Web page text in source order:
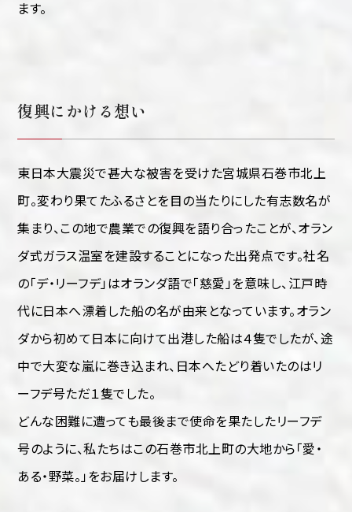
ます。
復興にかける想い
東日本大震災で甚大な被害を受けた宮城県石巻市北上
町。変わり果てたふるさとを目の当たりにした有志数名が
集まり、この地で農業での復興を語り合ったことが、オラン
ダ式ガラス温室を建設することになった出発点です。社名
の「デ・リーフデ」はオランダ語で「慈愛」を意味し、江戸時
代に日本へ漂着した船の名が由来となっています。オラン
ダから初めて日本に向けて出港した船は４隻でしたが、途
中で大変な嵐に巻き込まれ、日本へたどり着いたのはリ
ーフデ号ただ１隻でした。
どんな困難に遭っても最後まで使命を果たしたリーフデ
号のように、私たちはこの石巻市北上町の大地から「愛・
ある・野菜。」をお届けします。